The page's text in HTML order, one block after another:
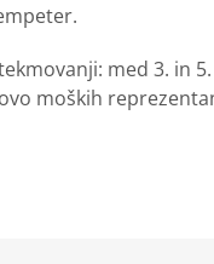
med 3. in
moških